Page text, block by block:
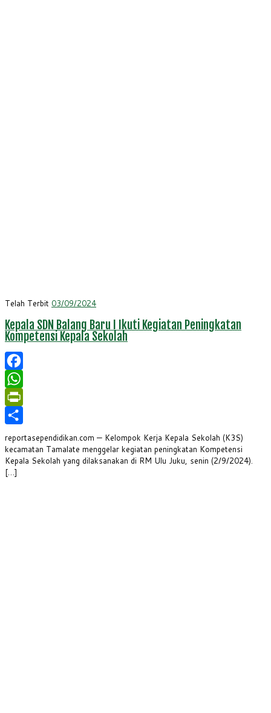
Telah Terbit 03/09/2024
Kepala SDN Balang Baru I Ikuti Kegiatan Peningkatan
Kompetensi Kepala Sekolah
Facebook
WhatsApp
PrintFriendly
Share
reportasependidikan.com — Kelompok Kerja Kepala Sekolah (K3S)
kecamatan Tamalate menggelar kegiatan peningkatan Kompetensi
Kepala Sekolah yang dilaksanakan di RM Ulu Juku, senin (2/9/2024).
[…]